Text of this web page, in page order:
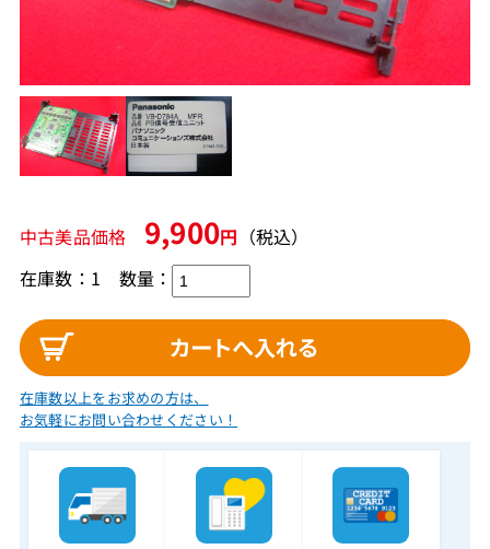
中古美品価格 9,900円 （税込）
在庫数：1 数量：
在庫数以上をお求めの方は、
お気軽にお問い合わせください！